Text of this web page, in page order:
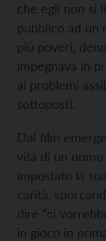
che egli non si
pubblico ad un
più poveri,
impegnava in
ai problemi
sottoposti.
Dal film
vita di un
impostato la
carità,
dire “ci
in gioco in